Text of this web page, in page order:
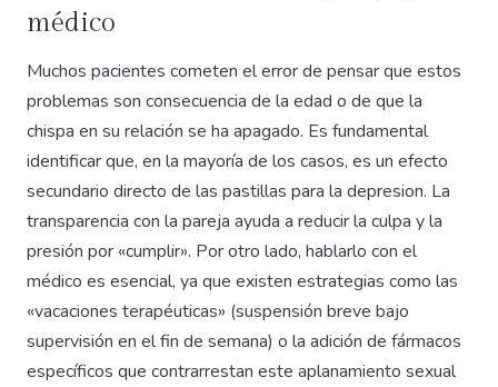
médico
Muchos pacientes cometen el error de pensar que estos
problemas son consecuencia de la edad o de que la
chispa en su relación se ha apagado. Es fundamental
identificar que, en la mayoría de los casos, es un efecto
secundario directo de las pastillas para la depresion. La
transparencia con la pareja ayuda a reducir la culpa y la
presión por «cumplir». Por otro lado, hablarlo con el
médico es esencial, ya que existen estrategias como las
«vacaciones terapéuticas» (suspensión breve bajo
supervisión en el fin de semana) o la adición de fármacos
específicos que contrarrestan este aplanamiento sexual